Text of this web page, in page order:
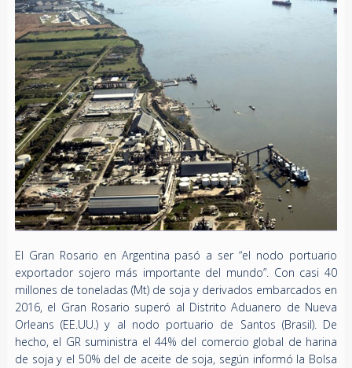
El Gran Rosario en Argentina pasó a ser “el nodo portuario
exportador sojero más importante del mundo”. Con casi 40
millones de toneladas (Mt) de soja y derivados embarcados en
2016, el Gran Rosario superó al Distrito Aduanero de Nueva
Orleans (EE.UU.) y al nodo portuario de Santos (Brasil). De
hecho, el GR suministra el 44% del comercio global de harina
de soja y el 50% del de aceite de soja, según informó la Bolsa